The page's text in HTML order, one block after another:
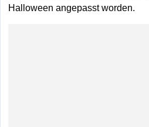
Halloween angepasst worden.